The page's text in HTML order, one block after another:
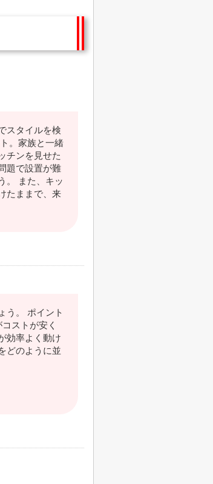
スタイルを検
。家族と一緒
チンを見せた
題で設置が難
。 また、キッ
たままで、来
う。 ポイント
ストが安く
効率よく動け
どのように並